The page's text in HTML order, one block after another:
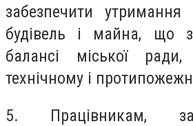
забезпечити
будівель і майна, що
балансі міської
технічному і
5. Працівникам,